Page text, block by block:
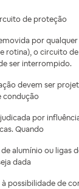
de proteção
por
rotina), o circuito
ser interrompido.
devem ser
condução
por
Quando
alumínio ou ligas
dada
possibilidade de